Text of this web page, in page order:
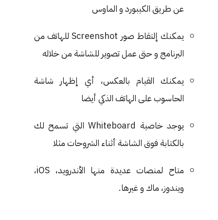
عن طريق الكيبورد و الماوس
يمكنك إلتقاط صور Screenshot للهاتف من
البرنامج و حتى عمل تصوير للشاشة من خلاله
يمكنك القيام بالعكس، أي إظهار شاشة
الحاسوب على الهاتف الذكي أيضا
يوجد خاصية Whiteboard التي تسمح لك
بالكتابة فوق الشاشة أثناء الشروحات مثلا
متاح لمنصات عديدة منها الأندرويد، iOS،
ويندوز، ماك و غيرها.